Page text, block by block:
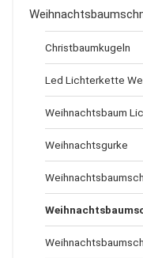
Christbaumkugeln
Led Lichterkette
Weihnachtsbaum
Weihnachtsgurke